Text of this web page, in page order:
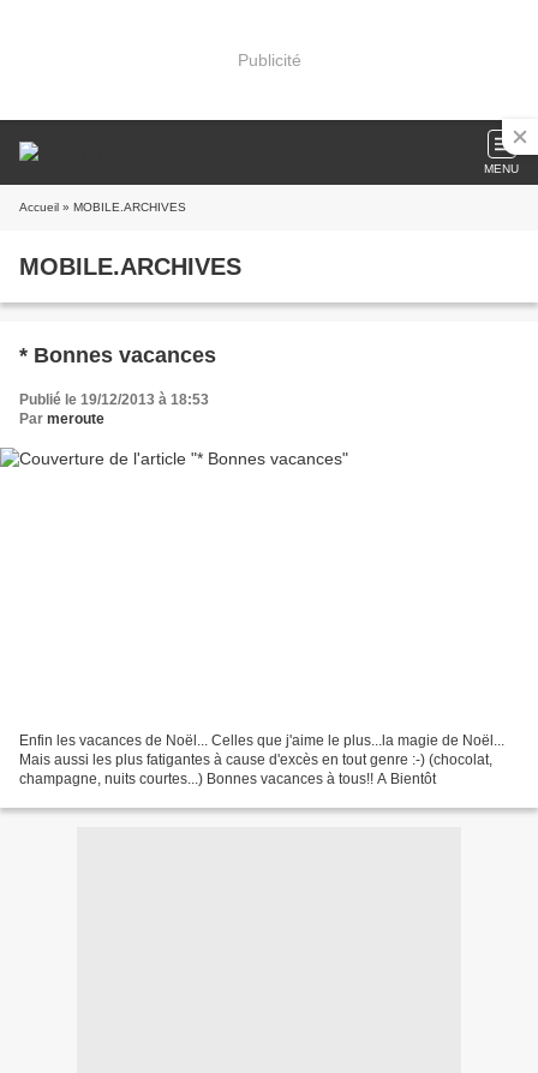
Publicité
MENU
Accueil » MOBILE.ARCHIVES
MOBILE.ARCHIVES
* Bonnes vacances
Publié le 19/12/2013 à 18:53
Par meroute
Enfin les vacances de Noël... Celles que j'aime le plus...la magie de Noël...
Mais aussi les plus fatigantes à cause d'excès en tout genre :-) (chocolat,
champagne, nuits courtes...) Bonnes vacances à tous!! A Bientôt